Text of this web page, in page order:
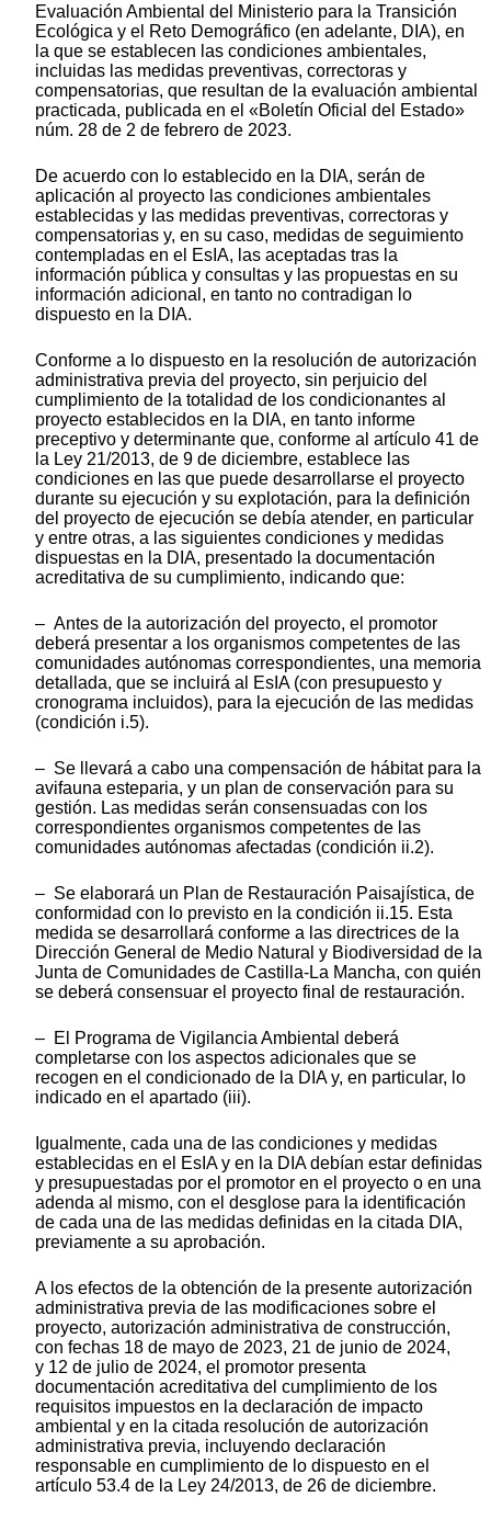
Evaluación Ambiental del Ministerio para la Transición
Ecológica y el Reto Demográfico (en adelante, DIA), en
la que se establecen las condiciones ambientales,
incluidas las medidas preventivas, correctoras y
compensatorias, que resultan de la evaluación ambiental
practicada, publicada en el «Boletín Oficial del Estado»
núm. 28 de 2 de febrero de 2023.
De acuerdo con lo establecido en la DIA, serán de
aplicación al proyecto las condiciones ambientales
establecidas y las medidas preventivas, correctoras y
compensatorias y, en su caso, medidas de seguimiento
contempladas en el EsIA, las aceptadas tras la
información pública y consultas y las propuestas en su
información adicional, en tanto no contradigan lo
dispuesto en la DIA.
Conforme a lo dispuesto en la resolución de autorización
administrativa previa del proyecto, sin perjuicio del
cumplimiento de la totalidad de los condicionantes al
proyecto establecidos en la DIA, en tanto informe
preceptivo y determinante que, conforme al artículo 41 de
la Ley 21/2013, de 9 de diciembre, establece las
condiciones en las que puede desarrollarse el proyecto
durante su ejecución y su explotación, para la definición
del proyecto de ejecución se debía atender, en particular
y entre otras, a las siguientes condiciones y medidas
dispuestas en la DIA, presentado la documentación
acreditativa de su cumplimiento, indicando que:
– Antes de la autorización del proyecto, el promotor
deberá presentar a los organismos competentes de las
comunidades autónomas correspondientes, una memoria
detallada, que se incluirá al EsIA (con presupuesto y
cronograma incluidos), para la ejecución de las medidas
(condición i.5).
– Se llevará a cabo una compensación de hábitat para la
avifauna esteparia, y un plan de conservación para su
gestión. Las medidas serán consensuadas con los
correspondientes organismos competentes de las
comunidades autónomas afectadas (condición ii.2).
– Se elaborará un Plan de Restauración Paisajística, de
conformidad con lo previsto en la condición ii.15. Esta
medida se desarrollará conforme a las directrices de la
Dirección General de Medio Natural y Biodiversidad de la
Junta de Comunidades de Castilla-La Mancha, con quién
se deberá consensuar el proyecto final de restauración.
– El Programa de Vigilancia Ambiental deberá
completarse con los aspectos adicionales que se
recogen en el condicionado de la DIA y, en particular, lo
indicado en el apartado (iii).
Igualmente, cada una de las condiciones y medidas
establecidas en el EsIA y en la DIA debían estar definidas
y presupuestadas por el promotor en el proyecto o en una
adenda al mismo, con el desglose para la identificación
de cada una de las medidas definidas en la citada DIA,
previamente a su aprobación.
A los efectos de la obtención de la presente autorización
administrativa previa de las modificaciones sobre el
proyecto, autorización administrativa de construcción,
con fechas 18 de mayo de 2023, 21 de junio de 2024,
y 12 de julio de 2024, el promotor presenta
documentación acreditativa del cumplimiento de los
requisitos impuestos en la declaración de impacto
ambiental y en la citada resolución de autorización
administrativa previa, incluyendo declaración
responsable en cumplimiento de lo dispuesto en el
artículo 53.4 de la Ley 24/2013, de 26 de diciembre.